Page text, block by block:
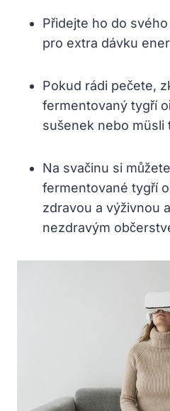
Přidejte ho do
pro extra dávku
Pokud rádi pečete,
fermentovaný tygří
sušenek nebo müsli
Na svačinu si
fermentované tygří
zdravou a výživnou
nezdravým